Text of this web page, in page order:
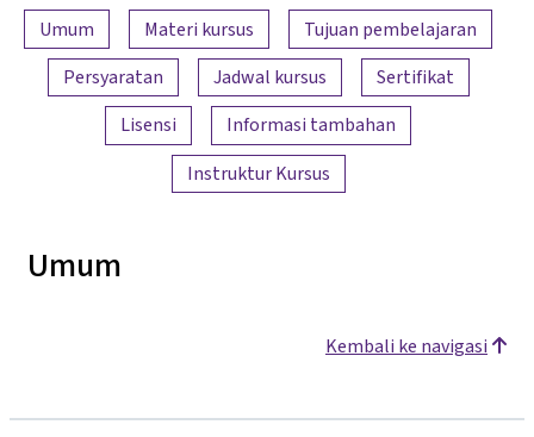
Ringkasan konten
Umum Materi kursus
Tujuan pembelajaran
Persyaratan
Jadwal kursus
Sertifikat
Lisensi
Informasi tambahan
Instruktur Kursus
Umum
Kembali ke navigasi